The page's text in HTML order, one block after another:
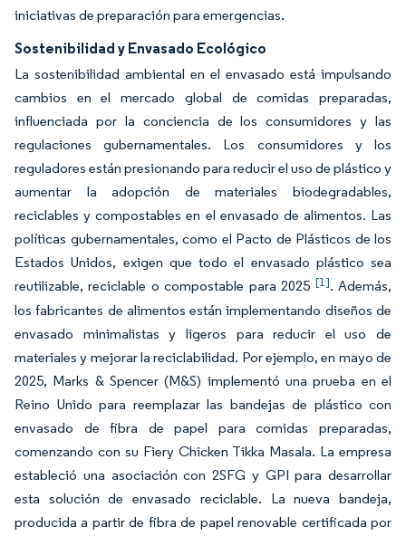
iniciativas de preparación para emergencias.
Sostenibilidad y Envasado Ecológico
La sostenibilidad ambiental en el envasado está impulsando
cambios en el mercado global de comidas preparadas,
influenciada por la conciencia de los consumidores y las
regulaciones gubernamentales. Los consumidores y los
reguladores están presionando para reducir el uso de plástico y
aumentar la adopción de materiales biodegradables,
reciclables y compostables en el envasado de alimentos. Las
políticas gubernamentales, como el Pacto de Plásticos de los
Estados Unidos, exigen que todo el envasado plástico sea
reutilizable, reciclable o compostable para 2025 [1]. Además,
los fabricantes de alimentos están implementando diseños de
envasado minimalistas y ligeros para reducir el uso de
materiales y mejorar la reciclabilidad. Por ejemplo, en mayo de
2025, Marks & Spencer (M&S) implementó una prueba en el
Reino Unido para reemplazar las bandejas de plástico con
envasado de fibra de papel para comidas preparadas,
comenzando con su Fiery Chicken Tikka Masala. La empresa
estableció una asociación con 2SFG y GPI para desarrollar
esta solución de envasado reciclable. La nueva bandeja,
producida a partir de fibra de papel renovable certificada por